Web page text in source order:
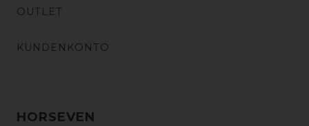
OUTLET
KUNDENKONTO
HORSEVEN